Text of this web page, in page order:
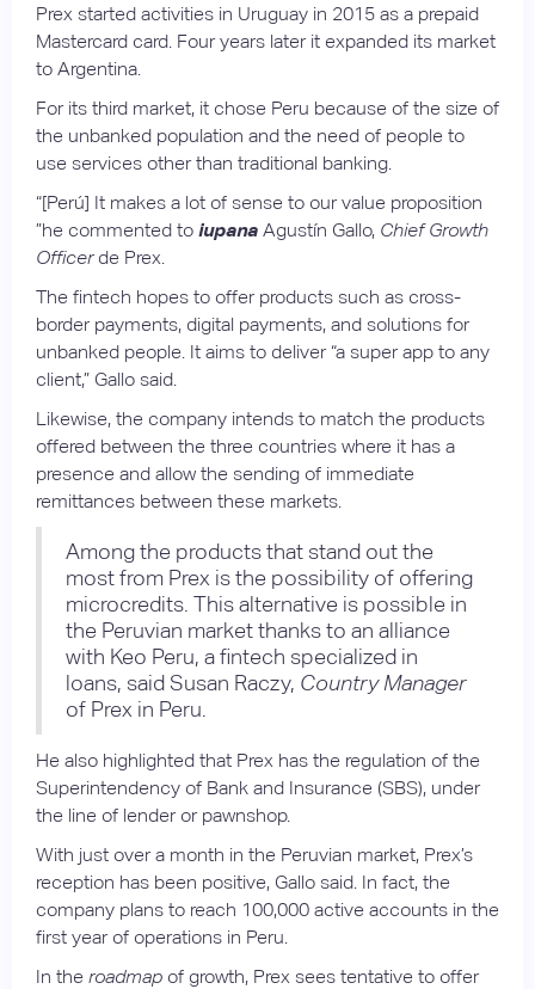
Prex started activities in Uruguay in 2015 as a prepaid
Mastercard card. Four years later it expanded its market
to Argentina.
For its third market, it chose Peru because of the size of
the unbanked population and the need of people to
use services other than traditional banking.
“[Perú] It makes a lot of sense to our value proposition
”he commented to iupana Agustín Gallo, Chief Growth
Officerde Prex.
The fintech hopes to offer products such as cross-
border payments, digital payments, and solutions for
unbanked people. It aims to deliver “a super app to any
client,” Gallo said.
Likewise, the company intends to match the products
offered between the three countries where it has a
presence and allow the sending of immediate
remittances between these markets.
Among the products that stand out the
most from Prex is the possibility of offering
microcredits. This alternative is possible in
the Peruvian market thanks to an alliance
with Keo Peru, a fintech specialized in
loans, said Susan Raczy, Country Manager
of Prex in Peru.
He also highlighted that Prex has the regulation of the
Superintendency of Bank and Insurance (SBS), under
the line of lender or pawnshop.
With just over a month in the Peruvian market, Prex’s
reception has been positive, Gallo said. In fact, the
company plans to reach 100,000 active accounts in the
first year of operations in Peru.
In the roadmap of growth, Prex sees tentative to offer